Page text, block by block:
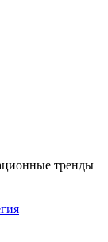
тренды